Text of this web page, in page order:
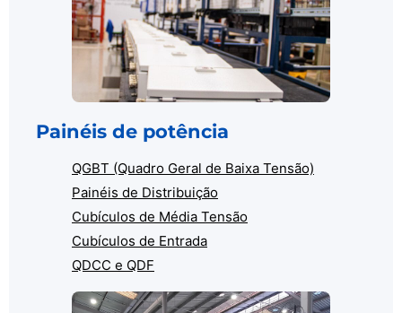
Painéis de potência
QGBT (Quadro Geral de Baixa Tensão)
Painéis de Distribuição
Cubículos de Média Tensão
Cubículos de Entrada
QDCC e QDF